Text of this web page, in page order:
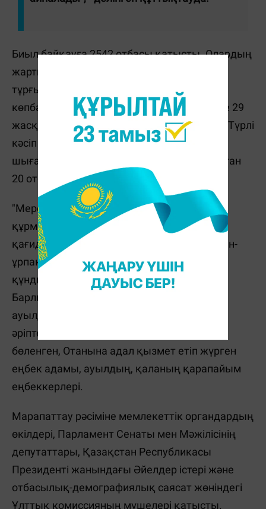
Биыл байқауға 2542 отбасы қатысты. Олардың
жартысынан астамы (63,4 пайызы) - ауыл
тұрғындары. Сондай-ақ, 1166 табысты
көпбалалы және ерлі-зайыптының екеуі де 29
жасқа толмаған 501 жас отбасы қатысты. Түрлі
кәсіп пен еңбек әулеттерінің, спорт және
шығармашылық жанұя өкілдерінен құралған
20 отбасы өңір жеңімпаздары атанды.
"Мерейлі отбасы" ұлттық байқауы үлкенге
құрмет, кішіге ізет рухани-адамгершілік
қағидасына негізделген және оны ұрпақтан-
ұрпаққа жеткізуді көздейтін отбасы
құндылығын дәріптеп келеді.
Барлық отбасының әрбір мүшесі -
ауылдастарының, қала тұрғындарының,
әріптестерінің, көрші-қолаңның құрметіне
бөленген, Отанына адал қызмет етіп жүрген
еңбек адамы, ауылдың, қаланың қарапайым
еңбеккерлері.
Марапаттау рәсіміне мемлекеттік органдардың
өкілдері, Парламент Сенаты мен Мәжілісінің
депутаттары, Қазақстан Республикасы
Президенті жанындағы Әйелдер істері және
отбасылық-демографиялық саясат жөніндегі
Ұлттық комиссияның мүшелері қатысты.